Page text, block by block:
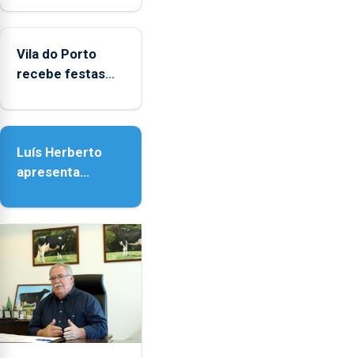
Biblioteca de Vila
Vila do Porto
recebe festas
Nossa Senhora
Luís Herberto
apresenta
Paisagem’